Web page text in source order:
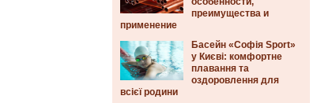
преимущества и
применение
Басейн «Софія Sport»
у Києві: комфортне
плавання та
оздоровлення для
всієї родини